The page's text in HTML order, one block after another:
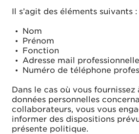
Il s’agit des éléments suivants :
Nom
Prénom
Fonction
Adresse mail professionnelle
Numéro de téléphone
Dans le cas où vous fournissez
données personnelles
collaborateurs, vous vous
informer des dispositions
présente politique.